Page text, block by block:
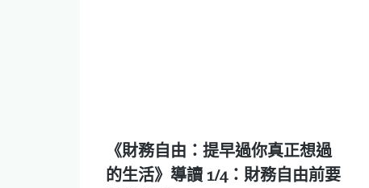
《財務自由：提早過你真正想過
的生活》導讀 1/4：財務自由前要